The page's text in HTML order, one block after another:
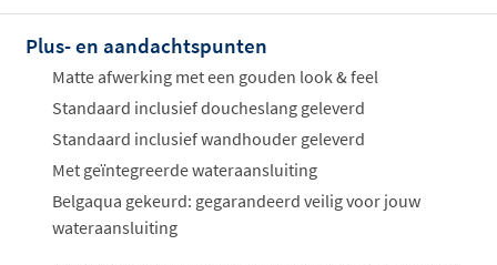
Offertes
ophalen...
Plus- en aandachtspunten
Matte afwerking met een gouden look & feel
Standaard inclusief doucheslang geleverd
Standaard inclusief wandhouder geleverd
Met geïntegreerde wateraansluiting
Belgaqua gekeurd: gegarandeerd veilig voor jouw
wateraansluiting